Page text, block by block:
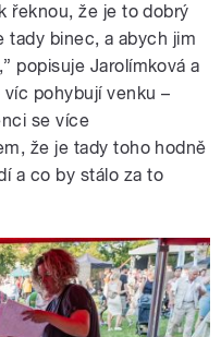
řeknou, že je to dobrý
tady binec, a abych jim
popisuje Jarolímková a
pohybují venku –
se více
že je tady toho hodně
a co by stálo za to